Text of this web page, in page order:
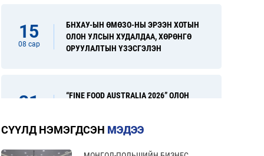
15
08 сар
БНХАУ-ЫН ӨМӨЗО-НЫ ЭРЭЭН ХОТЫН
ОЛОН УЛСЫН ХУДАЛДАА, ХӨРӨНГӨ
ОРУУЛАЛТЫН ҮЗЭСГЭЛЭН
31
“FINE FOOD AUSTRALIA 2026” ОЛОН
СҮҮЛД НЭМЭГДСЭН МЭДЭЭ